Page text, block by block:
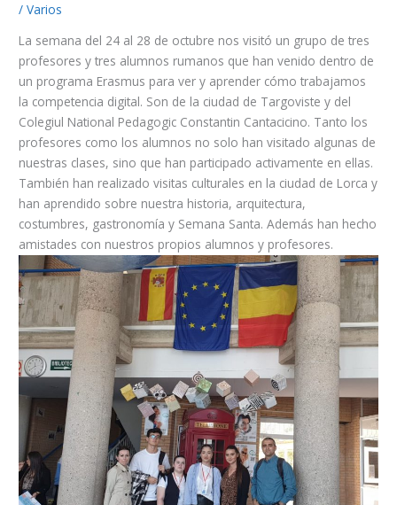
/Varios
La semana del 24 al 28 de octubre nos visitó un grupo de tres
profesores y tres alumnos rumanos que han venido dentro de
un programa Erasmus para ver y aprender cómo trabajamos
la competencia digital. Son de la ciudad de Targoviste y del
Colegiul National Pedagogic Constantin Cantacicino. Tanto los
profesores como los alumnos no solo han visitado algunas de
nuestras clases, sino que han participado activamente en ellas.
También han realizado visitas culturales en la ciudad de Lorca y
han aprendido sobre nuestra historia, arquitectura,
costumbres, gastronomía y Semana Santa. Además han hecho
amistades con nuestros propios alumnos y profesores.